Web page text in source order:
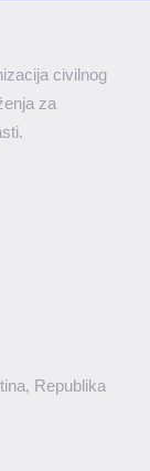
civilnog
za
Republika